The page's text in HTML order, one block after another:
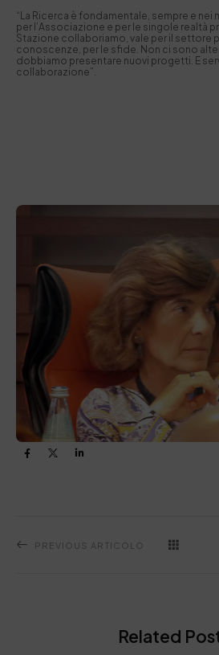
“La Ricerca è fondamentale, sempre e nei
per l’Associazione e per le singole realtà
Stazione collaboriamo, vale per il settore
conoscenze, per le sfide. Non ci sono
dobbiamo presentare nuovi progetti. E
collaborazione”.
PREVIOUS ARTICOLO
Related